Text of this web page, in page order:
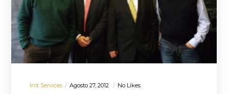
Init Services Agosto 27, 2012
No Likes